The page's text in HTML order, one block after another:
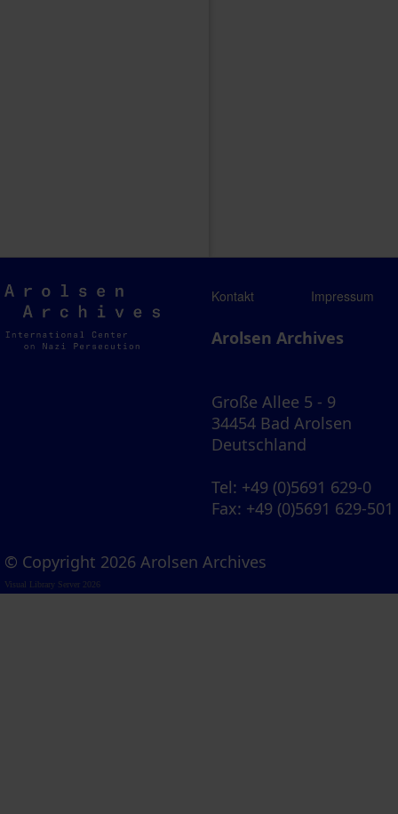
Arolsen
Archives
Kontakt Impressum
Arolsen Archives
Große Allee 5 - 9
34454 Bad Arolsen
Deutschland
Tel: +49 (0)5691 629-0
Fax: +49 (0)5691 629-501
© Copyright 2026 Arolsen Archives
Visual Library Server 2026